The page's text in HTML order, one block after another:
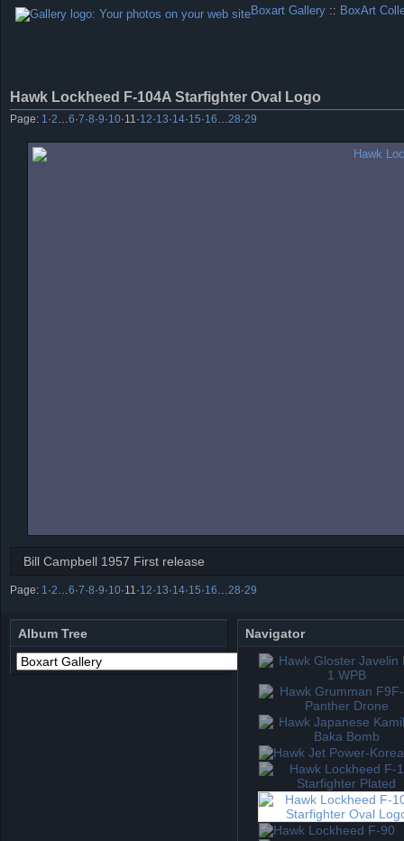
Boxart Gallery :: BoxArt
Hawk Lockheed F-104A Starfighter Oval Logo
Page: 1 ·2 6·7·8·9·10·11 ·12·13·14·15·16 28·29
Bill Campbell 1957 First release
Page: 1 ·2 6·7·8·9·10·11 ·12·13·14·15·16 28·29
Album Tree Navigator